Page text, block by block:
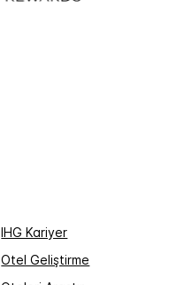
IHG Kariyer
Otel Geliştirme